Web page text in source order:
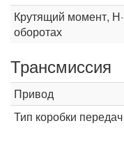
Крутящий момент,
оборотах
Трансмиссия
Привод
Тип коробки передач